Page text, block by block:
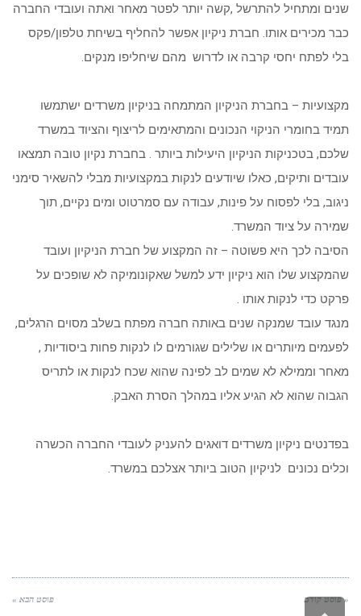
שנים ומתחיל להתרשל ,קשה יותר לפטר מאחר ואתה ועובדי החברה
כבר מכירים אותו. חברת ניקיון אפשר להחליף בשיחת טלפון/פקס
בלי לפתח יחסי קרבה או לדרוש מהם שיחליפו מנקים.
מקצועיות – בחברת הניקיון המתמחה בניקיון משרדים ישתמשו
תמיד בחומרי הניקוי הנכונים והמתאימים לריצוף והציוד במשרד
שלכם, בטכניקות הניקיון היעילות ביותר . בחברת נקיון טובה תמצאו
עובדים ותיקים, כאלו שיודעים לנקות במקצועיות מבלי להשאיר סימני
ניגוב, בלי לפסוח על פינות, עבודה עם סמרטוט ומים נקיים, תוך
שמירה על ציוד המשרד.
הסיבה לכך היא פשוטה – זה המקצוע של חברת הניקיון ועובד
שהמקצוע שלו הוא ניקיון ידע למשל שאקונומיקה לא שופכים על
פרקט כדי לנקות אותו .
מנגד עובד שמנקה שנים באותה חברה מפתח בשלב מסוים הרגלים,
לפעמים מיותרים או שלילים שגורמים לו לנקות פחות ביסודיות ,
מאחר וממילא לא שמים לב לפינה שהוא שכח לנקות או לתריס
הגבוה שהוא לא הגיע אליו במהלך הסרת האבק.
בפדנטים ניקיון משרדים דואגים להעניק לעובדי החברה הכשרה
וכלים נכונים לניקיון הטוב ביותר אצלכם במשרד.
« פוסט קודם פוסט הבא »